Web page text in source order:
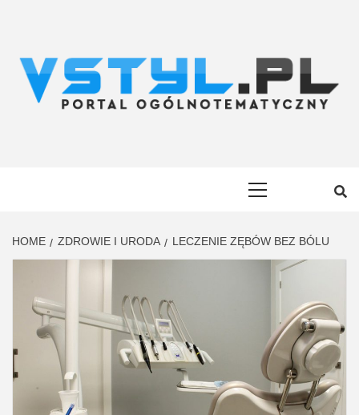
HOME ZDROWIE I URODA LECZENIE ZĘBÓW BEZ BÓLU